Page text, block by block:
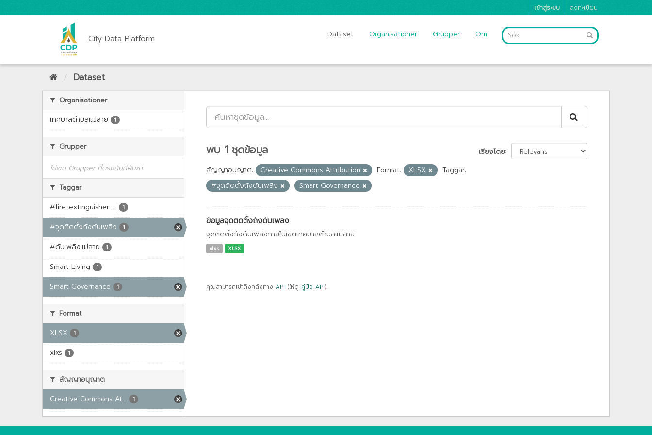
เข้าสู่ระบบ ลงทะเบียน
City Data Platform Dataset Organisationer Grupper Om
Dataset
Organisationer
เทศบาลตำบลแม่สาย
1
Grupper
ไม่พบ Grupper ที่ตรงกับที่ค้นหา
Taggar
#fire-extinguisher-...
1
#จุดติดตั้งถังดับเพลิง 1
#ดับเพลิงแม่สาย 1
Smart Living 1
Smart Governance 1
Format
XLSX
1
xlxs 1
สัญญาอนุญาต
Creative Commons At...
1
เรียงโดย
พบ 1 ชุดข้อมูล
สัญญาอนุญาต: Creative Commons Attribution Format: XLSX
Taggar:
#จุดติดตั้งถังดับเพลิง
Smart Governance
ข้อมูลจุดติดตั้งถังดับเพลิง
จุดติดตั้งถังดับเพลิงภายในเขตเทศบาลตำบลแม่สาย
xlxs XLSX
คุณสามารถเข้าถึงคลังทาง API (ให้ดู คู่มือ API).